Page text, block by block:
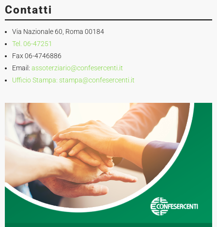
Contatti
Via Nazionale 60, Roma 00184
Tel. 06-47251
Fax 06-4746886
Email: assoterziario@confesercenti.it
Ufficio Stampa: stampa@confesercenti.it